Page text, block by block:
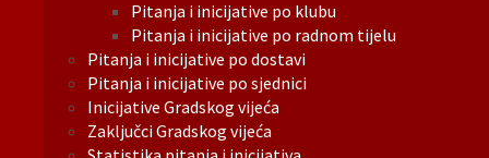
Pitanja i inicijative po klubu
Pitanja i inicijative po radnom tijelu
Pitanja i inicijative po dostavi
Pitanja i inicijative po sjednici
Inicijative Gradskog vijeća
Zaključci Gradskog vijeća